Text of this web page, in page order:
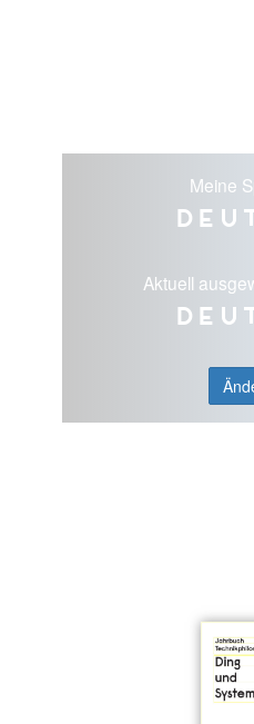
Meine
Aktuell